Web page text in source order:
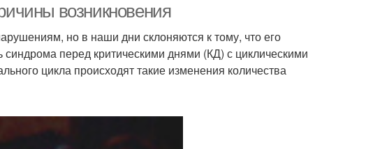
возникновения
но в наши дни склоняются к тому, что его
перед критическими днями (КД) с циклическими
цикла происходят такие изменения количества